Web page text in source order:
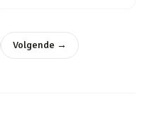
Volgende →